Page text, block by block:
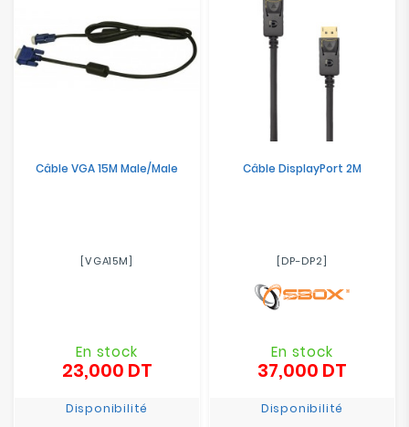
Câble VGA 15M Male/Male
[VGA15M]
En stock
23,000 DTPrix
Disponibilité
Câble DisplayPort 2M
[DP-DP2]
En stock
37,000 DT
Disponibilité